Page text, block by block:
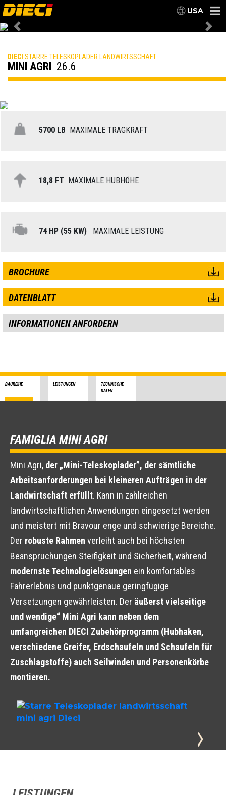
USA
Previous
DIECI STARRE TELESKOPLADER LANDWIRTSSCHAFT
MINI AGRI 26.6
5700 LB MAXIMALE TRAGKRAFT
18,8 FT MAXIMALE HUBHÖHE
74 HP (55 KW) MAXIMALE LEISTUNG
BROCHURE
DATENBLATT
INFORMATIONEN ANFORDERN
BAUREIHE LEISTUNGEN
TECHNISCHE
DATEN
FAMIGLIA MINI AGRI
Mini Agri, der „Mini-Teleskoplader”, der sämtliche
Arbeitsanforderungen bei kleineren Aufträgen in der
Landwirtschaft erfüllt. Kann in zahlreichen
landwirtschaftlichen Anwendungen eingesetzt werden
und meistert mit Bravour enge und schwierige Bereiche.
Der robuste Rahmen verleiht auch bei höchsten
Beanspruchungen Steifigkeit und Sicherheit, während
modernste Technologielösungen ein komfortables
Fahrerlebnis und punktgenaue geringfügige
Versetzungen gewährleisten. Der äußerst vielseitige
und wendige“ Mini Agri kann neben dem
umfangreichen DIECI Zubehörprogramm (Hubhaken,
verschiedene Greifer, Erdschaufeln und Schaufeln für
Zuschlagstoffe) auch Seilwinden und Personenkörbe
montieren.